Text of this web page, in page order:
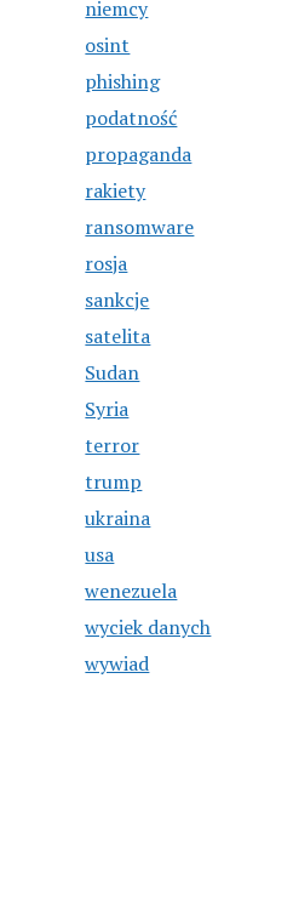
niemcy
osint
phishing
podatność
propaganda
rakiety
ransomware
rosja
sankcje
satelita
Sudan
Syria
terror
trump
ukraina
usa
wenezuela
wyciek danych
wywiad